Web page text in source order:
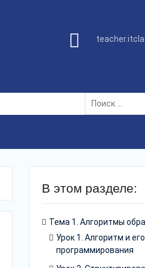
Поиск
В этом разделе:
Тема 1. Алгоритмы
Урок 1. Алгоритм и
программирования